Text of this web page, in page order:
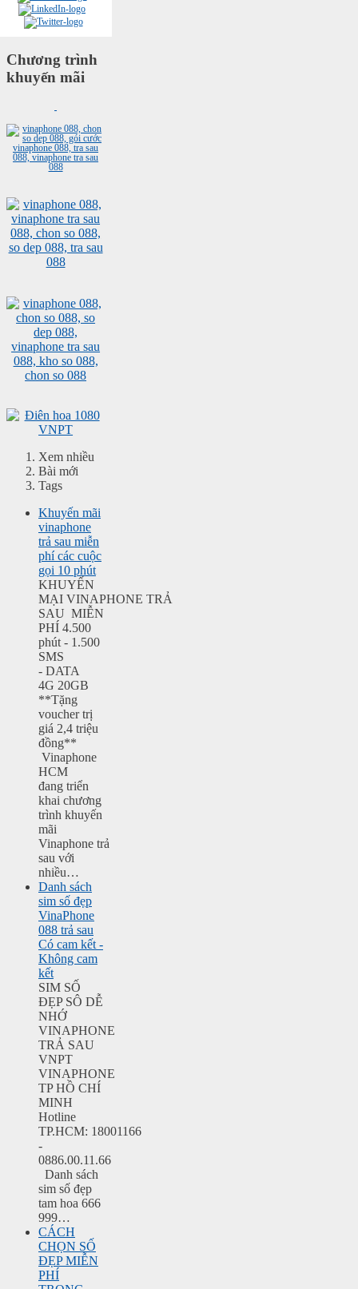
Chương trình
khuyến mãi
Xem nhiều
Bài mới
Tags
Khuyến mãi
vinaphone
trả sau miễn
phí các cuộc
gọi 10 phút
KHUYẾN
MẠI VINAPHONE TRẢ
SAU MIỄN
PHÍ 4.500
phút - 1.500
SMS
- DATA
4G 20GB
**Tặng
voucher trị
giá 2,4 triệu
đồng**
Vinaphone
HCM
đang triển
khai chương
trình khuyến
mãi
Vinaphone trả
sau với
nhiều…
Danh sách
sim số đẹp
VinaPhone
088 trả sau
Có cam kết -
Không cam
kết
SIM SỐ
ĐẸP SÔ DỄ
NHỚ
VINAPHONE
TRẢ SAU
VNPT
VINAPHONE
TP HỒ CHÍ
MINH
Hotline
TP.HCM: 18001166
-
0886.00.11.66
Danh sách
sim số đẹp
tam hoa 666
999…
CÁCH
CHỌN SỐ
ĐẸP MIỄN
PHÍ